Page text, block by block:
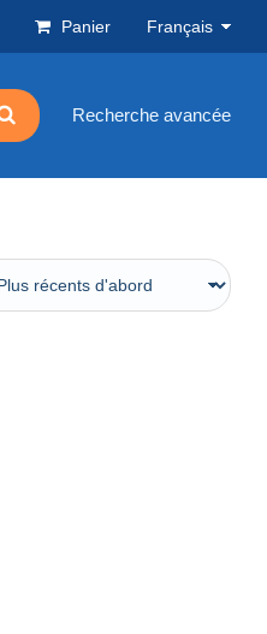
Panier Français
Recherche avancée